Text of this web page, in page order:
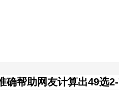
确帮助网友计算出49选